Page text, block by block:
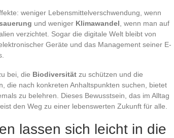
weniger Lebensmittelverschwendung, wenn
und weniger Klimawandel , wenn man auf
verzichtet. Sogar die digitale Welt bleibt von
Geräte und das Management seiner E-
bei, die Biodiversität zu schützen und die
die nach konkreten Anhaltspunkten suchen, bietet
zu belehren. Dieses Bewusstsein, das im Alltag
den Weg zu einer lebenswerten Zukunft für alle.
lassen sich leicht in die